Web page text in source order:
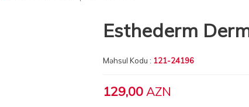
Esthederm
Məhsul Kodu : 121-24196
129,00 AZN